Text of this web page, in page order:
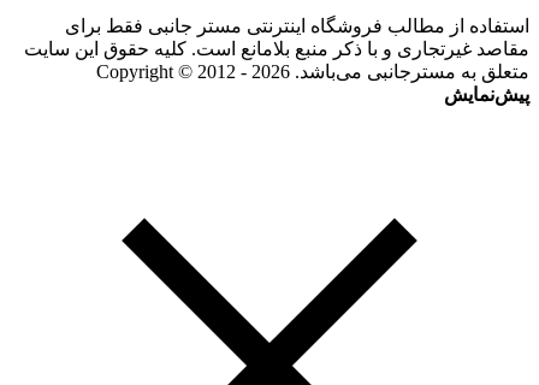
استفاده از مطالب فروشگاه اینترنتی مستر جانبی فقط برای
مقاصد غیرتجاری و با ذکر منبع بلامانع است. کلیه حقوق این سایت
متعلق به مسترجانبی می‌باشد. Copyright © 2012 - 2026
پیش‌نمایش